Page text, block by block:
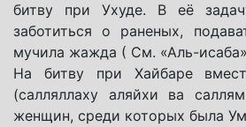
битву при Ухуде. В её
заботиться о раненых,
мучила жажда ( См. «Аль-
На битву при Хайбаре
(салляллаху аляйхи ва
женщин, среди которых была